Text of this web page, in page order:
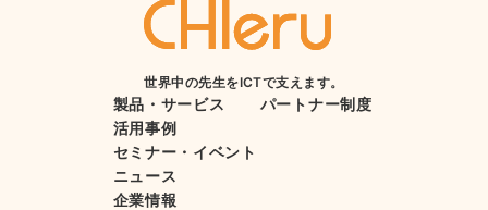
世界中の先生をICTで支えます。
製品・サービス
活用事例
セミナー・イベント
ニュース
企業情報
パートナー制度